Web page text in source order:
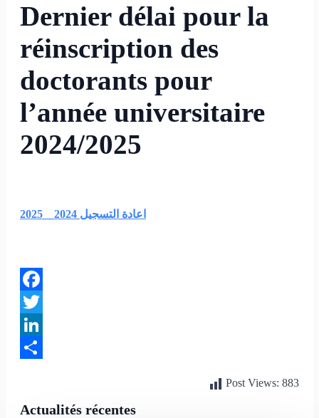
Dernier délai pour la
réinscription des
doctorants pour
l’année universitaire
2024/2025
اعادة التسجيل 2024__2025
Facebook
Twitter
LinkedIn
Post Views: 883
Actualités récentes